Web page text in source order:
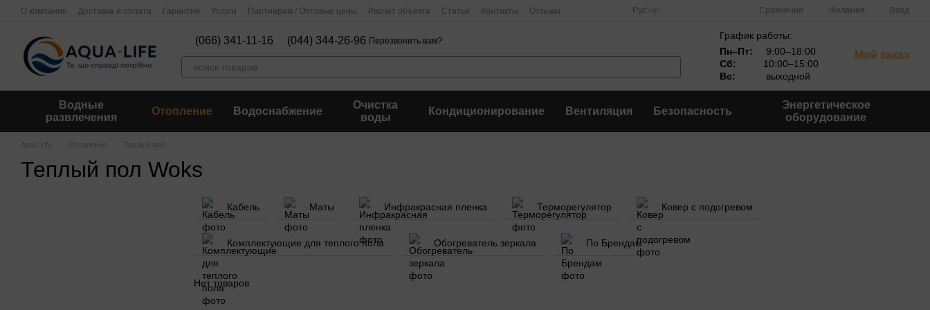
Перейти к основному контенту
О компании Доставка и оплата Гарантии Услуги Партнерам / Оптовые цены Расчет объекта Статьи Контакты Отзывы Рус Сравнение Желания Вход
(066) 341-11-16 (044) 344-26-96 Перезвонить вам?
График работы:
Пн–Пт:
9:00–18:00
Сб:
10:00–15:00
Вс:
выходной
Мой заказ
Водные
развлечения
Отопление Водоснабжение
Очистка
воды
Кондиционирование Вентиляция Безопасность
Энергетическое
оборудование
Aqua Life Отопление Теплый пол
Теплый пол Woks
Кабель Маты Инфракрасная пленка Терморегулятор Ковер с подогревом
Комплектующие для теплого пола Обогреватель зеркала По Брендам
Нет товаров